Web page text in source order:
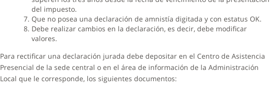
del impuesto.
Que no posea una declaración de amnistía digitada y con estatus OK.
Debe realizar cambios en la declaración, es decir, debe modificar
valores.
Para rectificar una declaración jurada debe depositar en el Centro de Asistencia
Presencial de la sede central o en el área de información de la Administración
Local que le corresponde, los siguientes documentos: